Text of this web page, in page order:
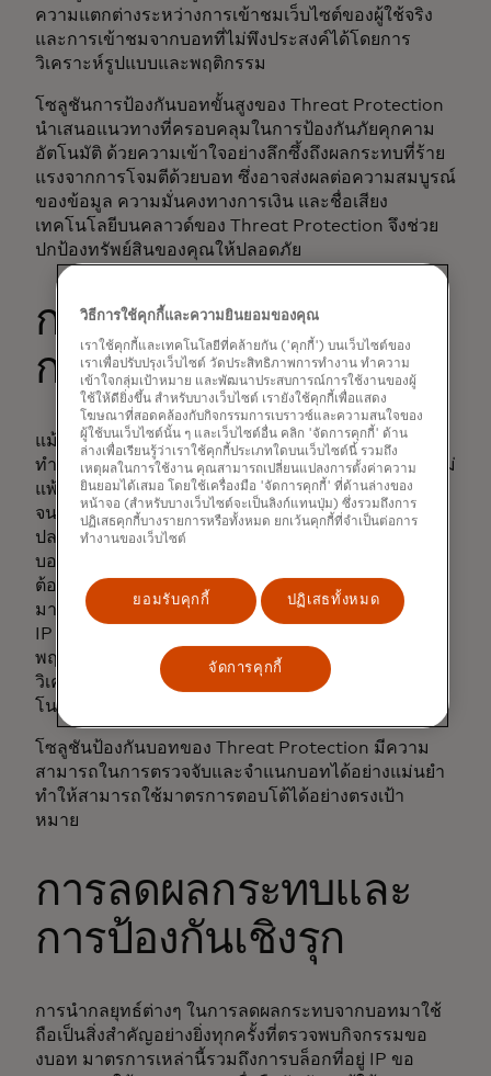
ความแตกต่างระหว่างการเข้าชมเว็บไซต์ของผู้ใช้จริง
และการเข้าชมจากบอทที่ไม่พึงประสงค์ได้โดยการ
วิเคราะห์รูปแบบและพฤติกรรม
โซลูชันการป้องกันบอทขั้นสูงของ Threat Protection
นำเสนอแนวทางที่ครอบคลุมในการป้องกันภัยคุกคาม
อัตโนมัติ ด้วยความเข้าใจอย่างลึกซึ้งถึงผลกระทบที่ร้าย
แรงจากการโจมตีด้วยบอท ซึ่งอาจส่งผลต่อความสมบูรณ์
ของข้อมูล ความมั่นคงทางการเงิน และชื่อเสียง
เทคโนโลยีบนคลาวด์ของ Threat Protection จึงช่วย
ปกป้องทรัพย์สินของคุณให้ปลอดภัย
การทำความเข้าใจและ
การตรวจจับบอท
แม้ว่าการตรวจจับบอทจะเป็นขั้นตอนที่สำคัญ แต่การ
ทำความเข้าใจกลไกการควบคุมบอทก็มีความซับซ้อนไม่
แพ้กัน หน่วยงานเหล่านี้มีตั้งแต่แฮกเกอร์รายบุคคลไป
จนถึงองค์กรอาชญากรรม ทำให้ภูมิทัศน์ด้านความ
ปลอดภัยทางไซเบอร์มีความซับซ้อนมากขึ้น การระบุ
บอทภายในระบบของคุณอย่างมีประสิทธิภาพ จำเป็น
ต้องใช้กลยุทธ์ที่หลากหลายซึ่งครอบคลุมเทคนิคต่างๆ
มากมาย กระบวนการเหล่านี้รวมถึงการตรวจสอบที่อยู่
IP การวิเคราะห์สตริงตัวแทนผู้ใช้ การเฝ้าระวัง
พฤติกรรมที่ผิดปกติอย่างเข้มงวด และการใช้หลักการ
วิเคราะห์เชิงอนุมานเพื่อตรวจจับการโจมตีจากบอทอัต
โนมัติ
โซลูชันป้องกันบอทของ Threat Protection มีความ
สามารถในการตรวจจับและจำแนกบอทได้อย่างแม่นยำ
ทำให้สามารถใช้มาตรการตอบโต้ได้อย่างตรงเป้า
หมาย
การลดผลกระทบและ
การป้องกันเชิงรุก
การนำกลยุทธ์ต่างๆ ในการลดผลกระทบจากบอทมาใช้
ถือเป็นสิ่งสำคัญอย่างยิ่งทุกครั้งที่ตรวจพบกิจกรรมขอ
งบอท มาตรการเหล่านี้รวมถึงการบล็อกที่อยู่ IP ขอ
วิธีการใช้คุกกี้และความยินยอมของคุณ
เราใช้คุกกี้และเทคโนโลยีที่คล้ายกัน ('คุกกี้') บนเว็บไซต์ของ
เราเพื่อปรับปรุงเว็บไซต์ วัดประสิทธิภาพการทำงาน ทำความ
เข้าใจกลุ่มเป้าหมาย และพัฒนาประสบการณ์การใช้งานของผู้
ใช้ให้ดียิ่งขึ้น สำหรับบางเว็บไซต์ เรายังใช้คุกกี้เพื่อแสดง
โฆษณาที่สอดคล้องกับกิจกรรมการเบราวซ์และความสนใจของ
ผู้ใช้บนเว็บไซต์นั้น ๆ และเว็บไซต์อื่น คลิก 'จัดการคุกกี้' ด้าน
ล่างเพื่อเรียนรู้ว่าเราใช้คุกกี้ประเภทใดบนเว็บไซต์นี้ รวมถึง
เหตุผลในการใช้งาน คุณสามารถเปลี่ยนแปลงการตั้งค่าความ
ยินยอมได้เสมอ โดยใช้เครื่องมือ 'จัดการคุกกี้' ที่ด้านล่างของ
หน้าจอ (สำหรับบางเว็บไซต์จะเป็นลิงก์แทนปุ่ม) ซึ่งรวมถึงการ
ปฏิเสธคุกกี้บางรายการหรือทั้งหมด ยกเว้นคุกกี้ที่จำเป็นต่อการ
ทำงานของเว็บไซต์
ยอมรับคุกกี้ ปฏิเสธทั้งหมด
จัดการคุกกี้